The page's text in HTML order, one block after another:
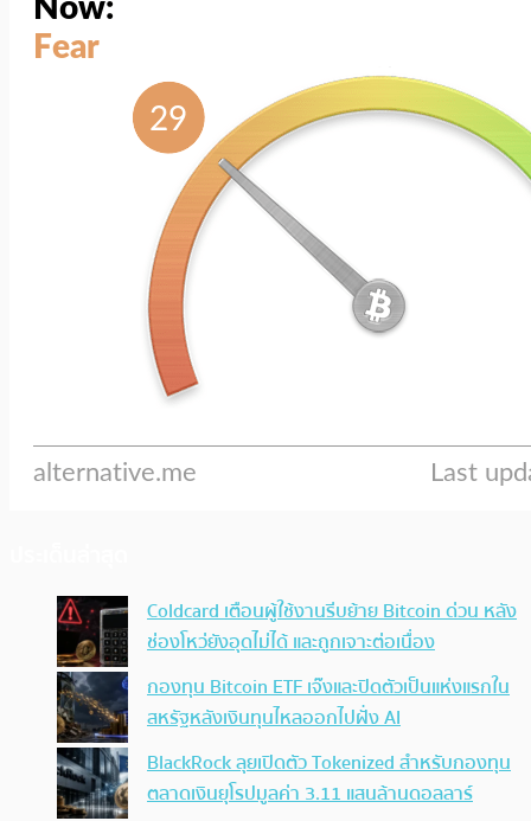
Coldcard เตือนผู้ใช้งานรีบย้าย Bitcoin ด่วน หลัง
ช่องโหว่ยังอุดไม่ได้ และถูกเจาะต่อเนื่อง
กองทุน Bitcoin ETF เจ๊งและปิดตัวเป็นแห่งแรกใน
สหรัฐหลังเงินทุนไหลออกไปฝั่ง AI
BlackRock ลุยเปิดตัว Tokenized สำหรับกองทุน
ตลาดเงินยุโรปมูลค่า 3.11 แสนล้านดอลลาร์